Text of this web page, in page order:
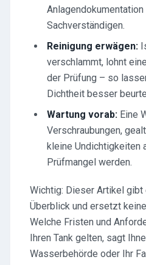
Sachverständigen.
Reinigung erwägen:
verschlammt, lohnt eine
der Prüfung – so
Dichtheit besser
Wartung vorab: Eine
Verschraubungen,
kleine Undichtigkeiten
Prüfmangel werden.
Wichtig: Dieser Artikel gibt
Überblick und ersetzt
Welche Fristen und
Ihren Tank gelten, sagt
Wasserbehörde oder Ihr